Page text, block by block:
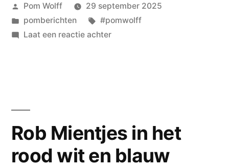
Geplaatst
door
Pom Wolff
29 september 2025
Geplaatst
in
pomberichten Tags:
#pomwolff
Laat een reactie achterop
Rob Mientjes in het
rood wit en blauw